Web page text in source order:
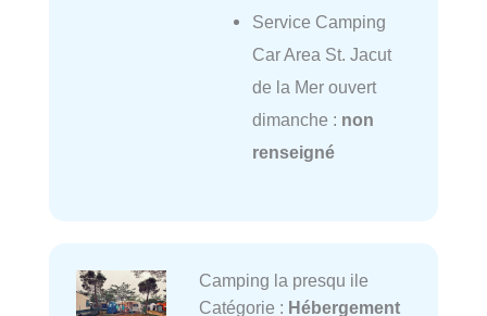
Service Camping
Car Area St. Jacut
de la Mer ouvert
dimanche : non
renseigné
Camping la presqu ile
Catégorie : Hébergement